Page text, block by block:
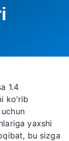
1.4
ko'rib
yaxshi
bu sizga